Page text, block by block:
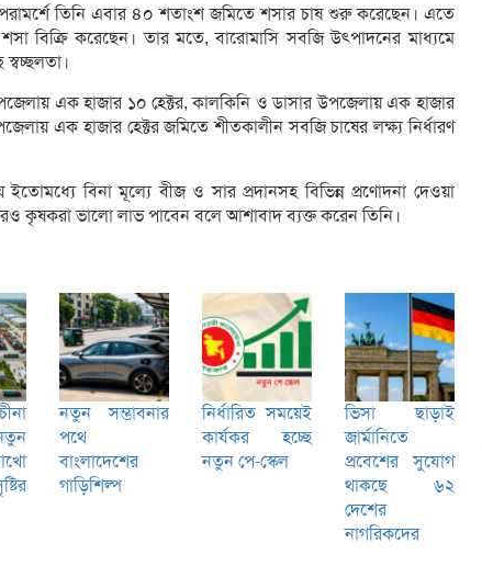
তিনি এবার ৪০ শতাংশ জমিতে শসার চাষ শুরু করেছেন। এতে
বিক্রি করেছেন। তার মতে, বারোমাসি সবজি উৎপাদনের মাধ্যমে
এক হাজার ১০ হেক্টর, কালকিনি ও ডাসার উপজেলায় এক হাজার
এক হাজার হেক্টর জমিতে শীতকালীন সবজি চাষের লক্ষ্য নির্ধারণ
বিনা মূল্যে বীজ ও সার প্রদানসহ বিভিন্ন প্রণোদনা দেওয়া
কৃষকরা ভালো লাভ পাবেন বলে আশাবাদ ব্যক্ত করেন তিনি।
নতুন সম্ভাবনার
পথে
বাংলাদেশের
গাড়িশিল্প
নির্ধারিত সময়েই
কার্যকর হচ্ছে
নতুন পে-স্কেল
ভিসা ছাড়াই
জার্মানিতে
প্রবেশের সুযোগ
থাকছে ৬২
দেশের
নাগরিকদের